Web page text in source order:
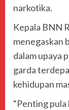
narkotika.
Kepala BNN
menegaskan
dalam upaya
garda
kehidupan
“Penting